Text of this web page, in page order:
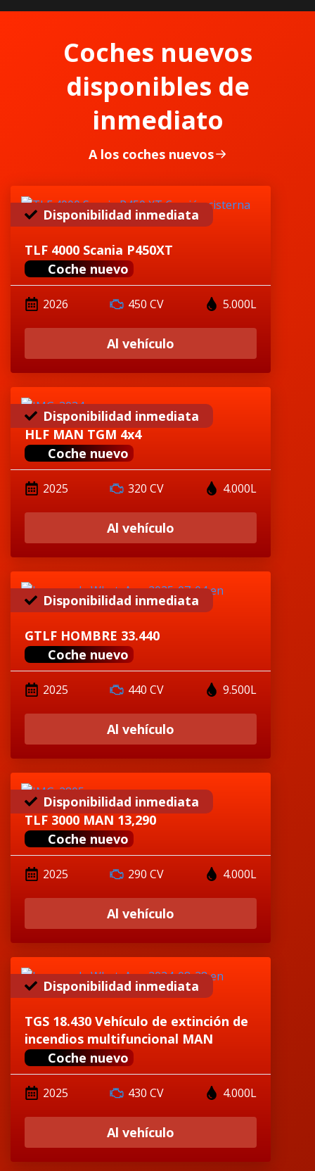
Coches nuevos
disponibles de
inmediato
A los coches nuevos
TLF 4000 Scania P450XT
Coche nuevo
2026 450 CV 5.000L
Al vehículo
Disponibilidad inmediata
HLF MAN TGM 4x4
Coche nuevo
2025 320 CV 4.000L
Al vehículo
Disponibilidad inmediata
GTLF HOMBRE 33.440
Coche nuevo
2025 440 CV 9.500L
Al vehículo
Disponibilidad inmediata
TLF 3000 MAN 13,290
Coche nuevo
2025 290 CV 4.000L
Al vehículo
Disponibilidad inmediata
TGS 18.430 Vehículo de extinción de
incendios multifuncional MAN
Coche nuevo
2025 430 CV 4.000L
Al vehículo
Disponibilidad inmediata